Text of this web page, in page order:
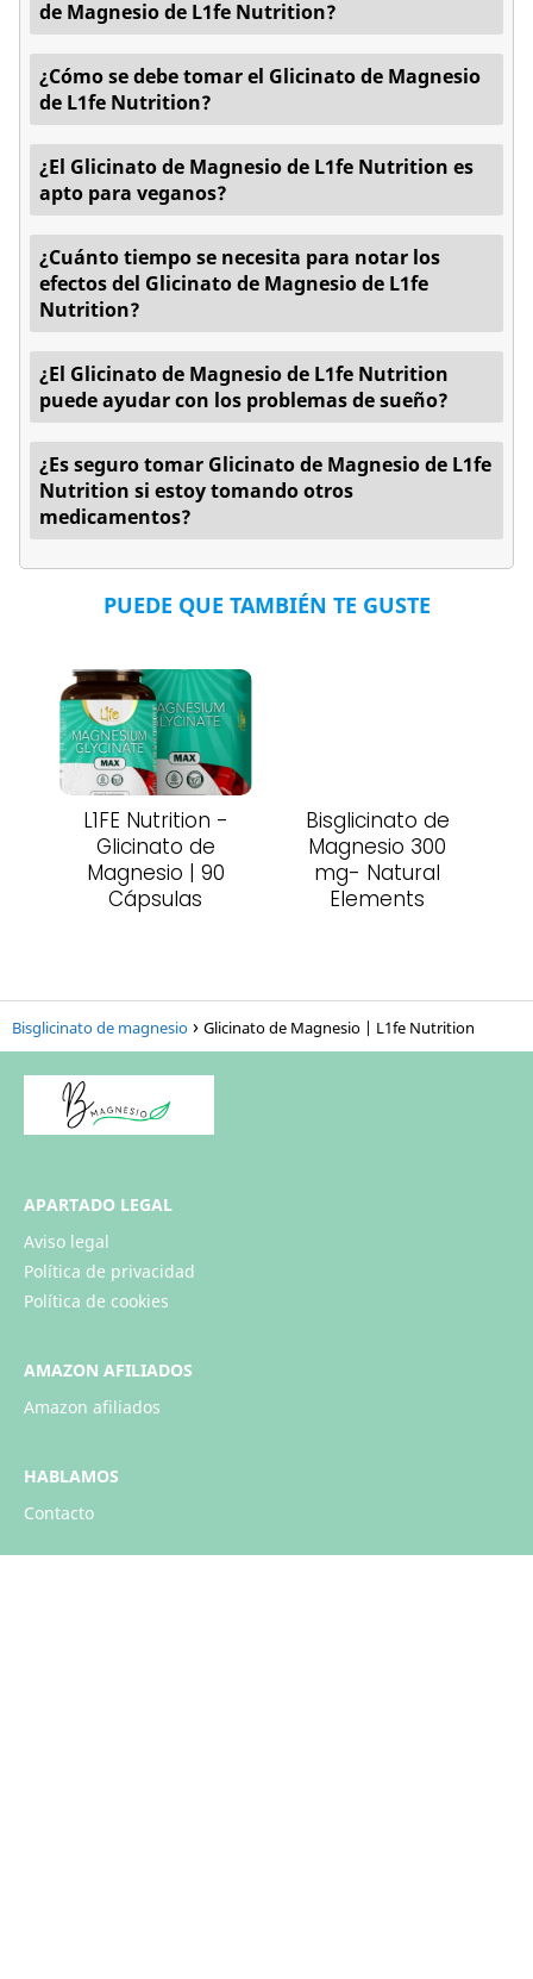
de Magnesio de L1fe Nutrition?
¿Cómo se debe tomar el Glicinato de Magnesio
de L1fe Nutrition?
¿El Glicinato de Magnesio de L1fe Nutrition es
apto para veganos?
¿Cuánto tiempo se necesita para notar los
efectos del Glicinato de Magnesio de L1fe
Nutrition?
¿El Glicinato de Magnesio de L1fe Nutrition
puede ayudar con los problemas de sueño?
¿Es seguro tomar Glicinato de Magnesio de L1fe
Nutrition si estoy tomando otros
medicamentos?
PUEDE QUE TAMBIÉN TE GUSTE
L1FE Nutrition -
Glicinato de
Magnesio | 90
Cápsulas
Bisglicinato de
Magnesio 300
mg- Natural
Elements
Bisglicinato de magnesio Glicinato de Magnesio | L1fe Nutrition
APARTADO LEGAL
Aviso legal
Política de privacidad
Política de cookies
AMAZON AFILIADOS
Amazon afiliados
HABLAMOS
Contacto